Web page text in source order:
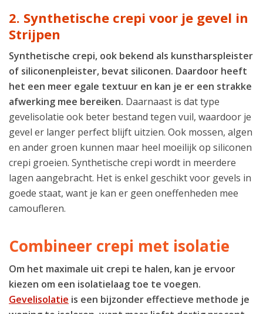
2. Synthetische crepi voor je gevel in
Strijpen
Synthetische crepi, ook bekend als kunstharspleister
of siliconenpleister, bevat siliconen. Daardoor heeft
het een meer egale textuur en kan je er een strakke
afwerking mee bereiken. Daarnaast is dat type
gevelisolatie ook beter bestand tegen vuil, waardoor je
gevel er langer perfect blijft uitzien. Ook mossen, algen
en ander groen kunnen maar heel moeilijk op siliconen
crepi groeien. Synthetische crepi wordt in meerdere
lagen aangebracht. Het is enkel geschikt voor gevels in
goede staat, want je kan er geen oneffenheden mee
camoufleren.
Combineer crepi met isolatie
Om het maximale uit crepi te halen, kan je ervoor
kiezen om een isolatielaag toe te voegen.
Gevelisolatie is een bijzonder effectieve methode je